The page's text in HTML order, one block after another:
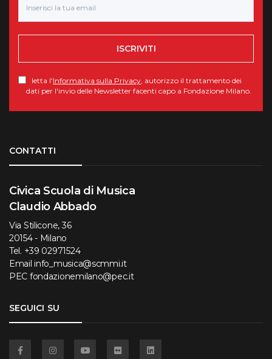
ISCRIVITI
letta l'Informativa sulla Privacy , autorizzo il trattamento dei
dati per l'invio delle Newsletter facenti capo a Fondazione Milano.
CONTATTI
Civica Scuola di Musica
Claudio Abbado
Via Stilicone, 36
20154 - Milano
Tel. +39 02971524
Email info_musica@scmmi.it
PEC fondazionemilano@pec.it
SEGUICI SU